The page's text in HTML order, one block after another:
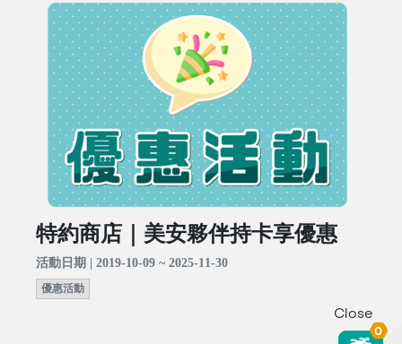
特約商店｜美安夥伴持卡享優惠
活動日期 | 2019-10-09 ~ 2025-11-30
優惠活動
Close
0